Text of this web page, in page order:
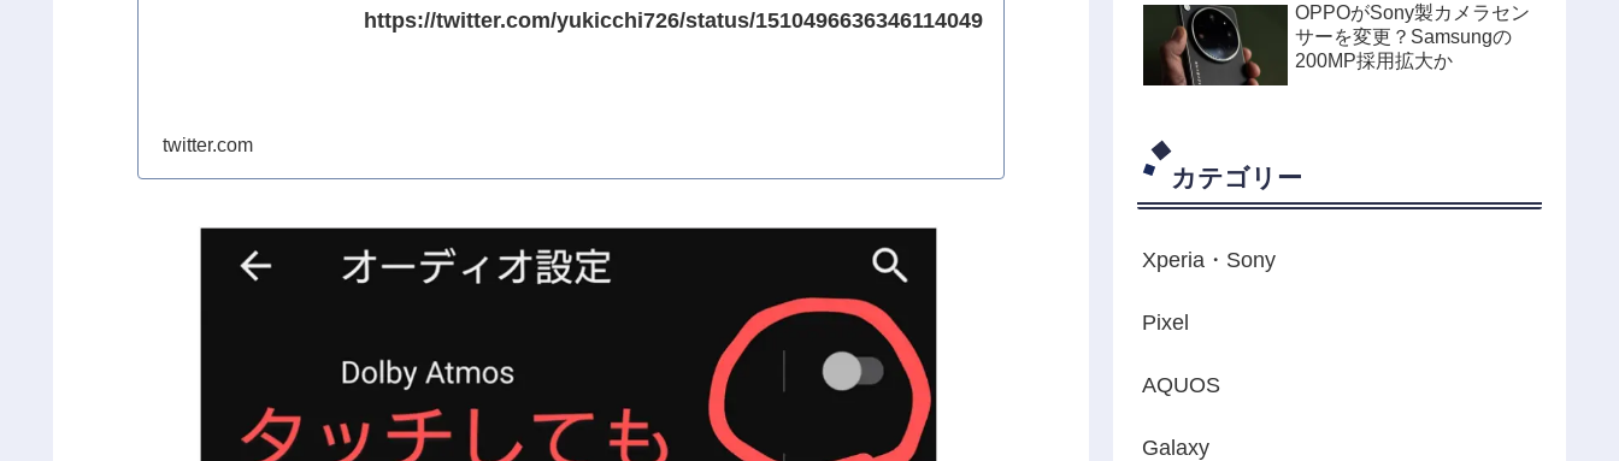
https://twitter.com/yukicchi726/status/1510496636346114049
twitter.com
OPPOがSony製カメラセン
サーを変更？Samsungの
200MP採用拡大か
カテゴリー
Xperia・Sony
Pixel
AQUOS
Galaxy